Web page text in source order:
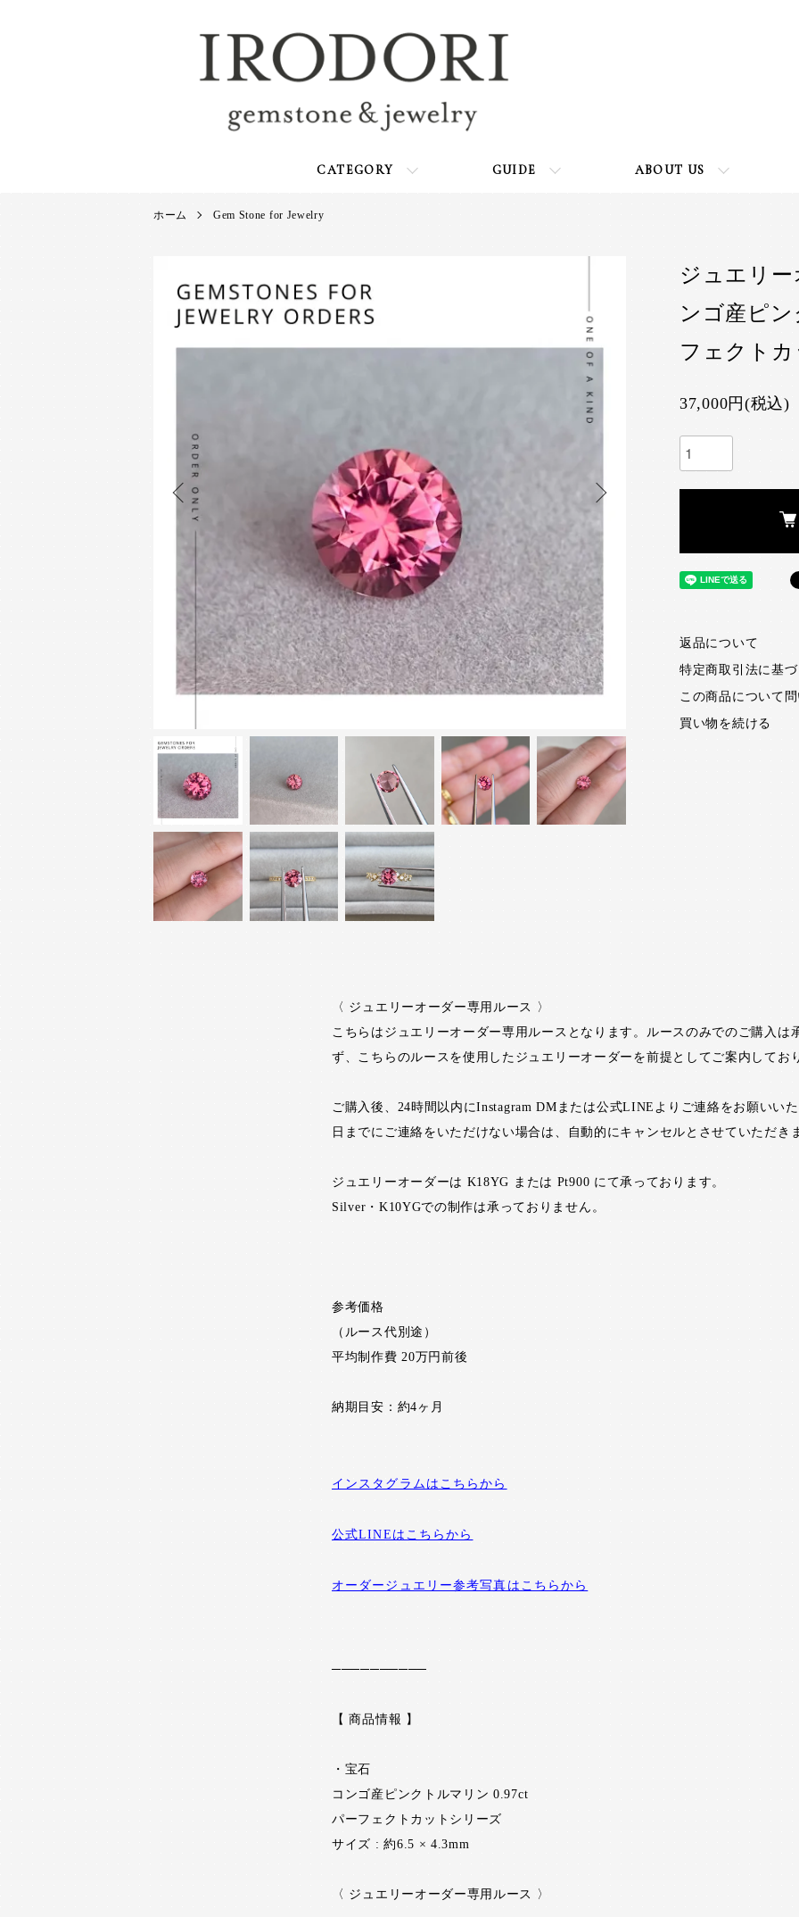
CATEGORY GUIDE ABOUT US
ホーム Gem Stone for Jewelry
ジュエリー
ンゴ産ピ
フェクトカ
37,000円(税込)
返品について
特定商取引法に基
この商品について
買い物を続ける
〈 ジュエリーオーダー専用ルース 〉
こちらはジュエリーオーダー専用ルースとなります。ルースのみでのご購入は
ず、こちらのルースを使用したジュエリーオーダーを前提としてご案内してお
ご購入後、24時間以内にInstagram DMまたは公式LINEよりご連絡をお願いい
日までにご連絡をいただけない場合は、自動的にキャンセルとさせていただき
ジュエリーオーダーは K18YG または Pt900 にて承っております。
Silver・K10YGでの制作は承っておりません。
参考価格
（ルース代別途）
平均制作費 20万円前後
納期目安：約4ヶ月
インスタグラムはこちらから
公式LINEはこちらから
オーダージュエリー参考写真はこちらから
──────────
【 商品情報 】
・宝石
コンゴ産ピンクトルマリン 0.97ct
パーフェクトカットシリーズ
サイズ : 約6.5 × 4.3mm
〈 ジュエリーオーダー専用ルース 〉